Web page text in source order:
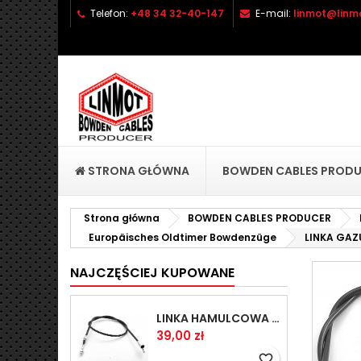
Telefon: +48 34 32-40-147 E-mail:
STRONA GŁÓWNA BOWDEN CABLES
Strona główna BOWDEN CABLES PRODUCER
Europäisches Oldtimer Bowdenzüge
LINKA
NAJCZĘŚCIEJ KUPOWANE
LINKA HAMULCOWA PRZYCZEPY KNOTT 1440/1230 33921-1.14
Cena
39,00 zł